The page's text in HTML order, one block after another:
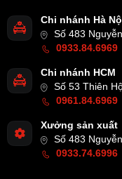
Chi nhánh Hà
Số 483
0933.84.6969
Chi nhánh HCM
Số 53 Thiên
0961.84.6969
Xưởng sản xuất
Số 483
0933.74.6996